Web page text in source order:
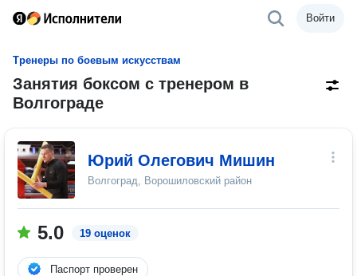
Войти
Тренеры по боевым искусствам
Занятия боксом с тренером в
Волгограде
Юрий Олегович Мишин
Волгоград, Ворошиловский район
5.0 19 оценок
Паспорт проверен